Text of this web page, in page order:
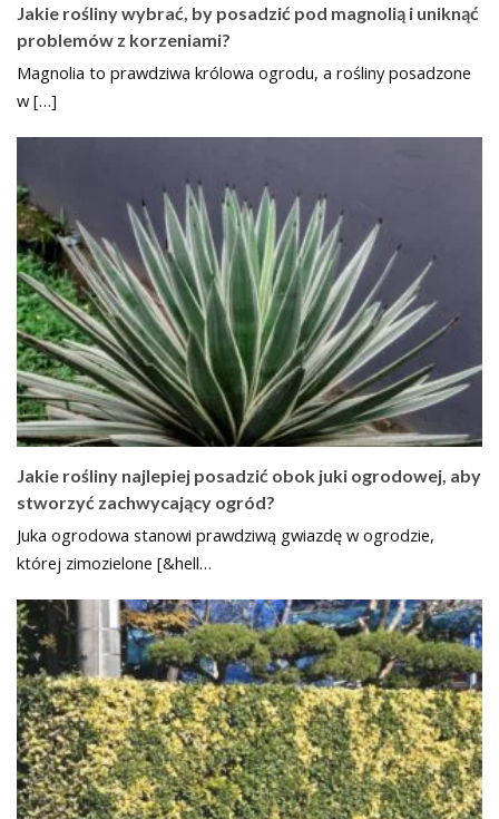
Jakie rośliny wybrać, by posadzić pod magnolią i uniknąć
problemów z korzeniami?
Magnolia to prawdziwa królowa ogrodu, a rośliny posadzone
w […]
Jakie rośliny najlepiej posadzić obok juki ogrodowej, aby
stworzyć zachwycający ogród?
Juka ogrodowa stanowi prawdziwą gwiazdę w ogrodzie,
której zimozielone [&hell…